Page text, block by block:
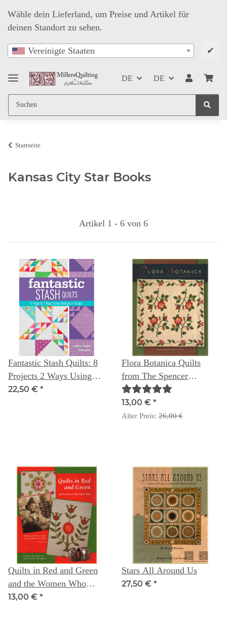
Wähle dein Lieferland, um Preise und Artikel für
deinen Standort zu sehen.
Vereinigte Staaten ✔
DE DE
Startseite
Kansas City Star Books
Artikel 1 - 6 von 6
Fantastic Stash Quilts: 8
Projects 2 Ways Using
Yardage or Scraps
22,50 € *
Flora Botanica Quilts
from The Spencer
Museum of Art Barbara
Brackman
13,00 € *
Alter Preis: 26,00 €
Quilts in Red and Green
and the Women Who
Made Them - Nancy
13,00 € *
Stars All Around Us
27,50 € *